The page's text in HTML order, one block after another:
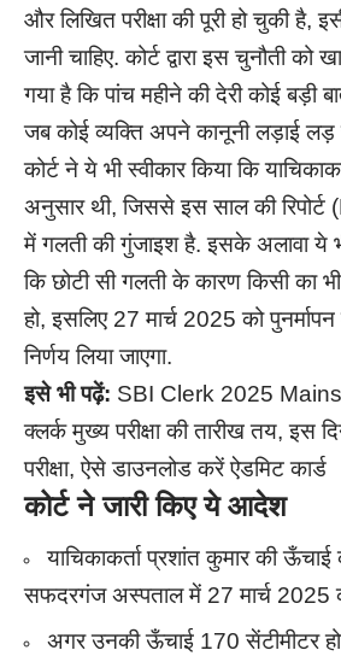
और लिखित परीक्षा की पूरी हो चुकी है,
जानी चाहिए. कोर्ट द्वारा इस चुनौती को
गया है कि पांच महीने की देरी कोई बड़ी
जब कोई व्यक्ति अपने कानूनी लड़ाई लड़
कोर्ट ने ये भी स्वीकार किया कि
अनुसार थी, जिससे इस साल की
में गलती की गुंजाइश है. इसके अलावा ये
कि छोटी सी गलती के कारण किसी का
हो, इसलिए 27 मार्च 2025 को
निर्णय लिया जाएगा.
इसे भी पढ़ें: SBI Clerk 2025
क्लर्क मुख्य परीक्षा की तारीख तय, इस
परीक्षा, ऐसे डाउनलोड करें ऐडमिट कार्ड
कोर्ट ने जारी किए ये आदेश
याचिकाकर्ता प्रशांत कुमार की ऊँचाई
सफदरगंज अस्पताल में 27 मार्च 2025
अगर उनकी ऊँचाई 170 सेंटीमीटर